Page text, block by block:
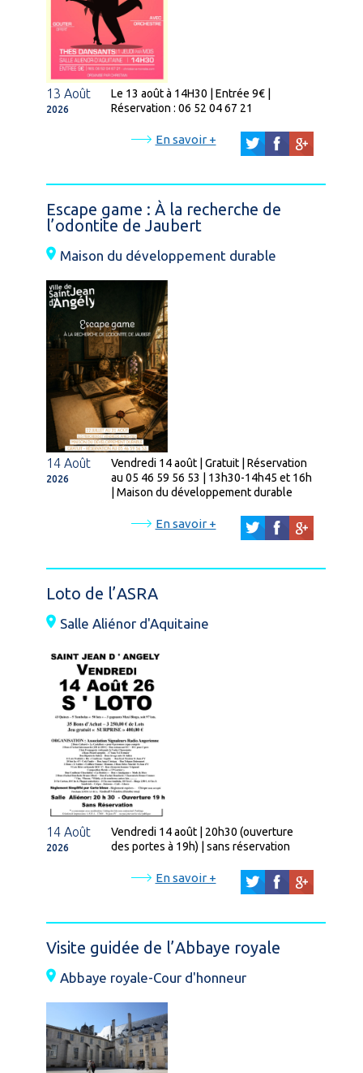
13 Août
2026
Le 13 août à 14H30 | Entrée 9€ |
Réservation : 06 52 04 67 21
En savoir +
Escape game : À la recherche de
l’odontite de Jaubert
Maison du développement durable
14 Août
2026
Vendredi 14 août | Gratuit | Réservation
au 05 46 59 56 53 | 13h30-14h45 et 16h
| Maison du développement durable
En savoir +
Loto de l’ASRA
Salle Aliénor d'Aquitaine
14 Août
2026
Vendredi 14 août | 20h30 (ouverture
des portes à 19h) | sans réservation
En savoir +
Visite guidée de l’Abbaye royale
Abbaye royale-Cour d'honneur